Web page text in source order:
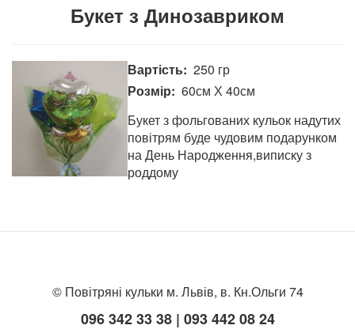
Букет з Динозавриком
Вартість 250 гр
Розмір
60см Х 40см
Букет з фольгованих кульок надутих
повітрям буде чудовим подарунком
на День Народження,виписку з
роддому
© Повітряні кульки м. Львів, в. Кн.Ольги 74
096 342 33 38 | 093 442 08 24